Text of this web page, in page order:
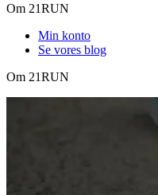
Om 21RUN
Min konto
Se vores blog
Om 21RUN